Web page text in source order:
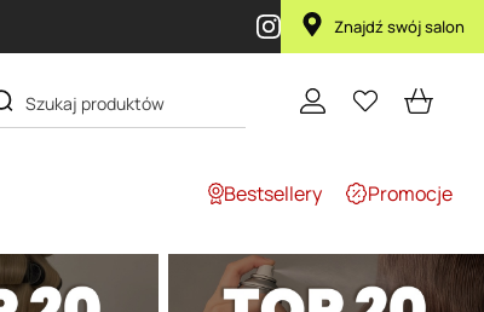
Znajdź swój salon
Bestsellery Promocje